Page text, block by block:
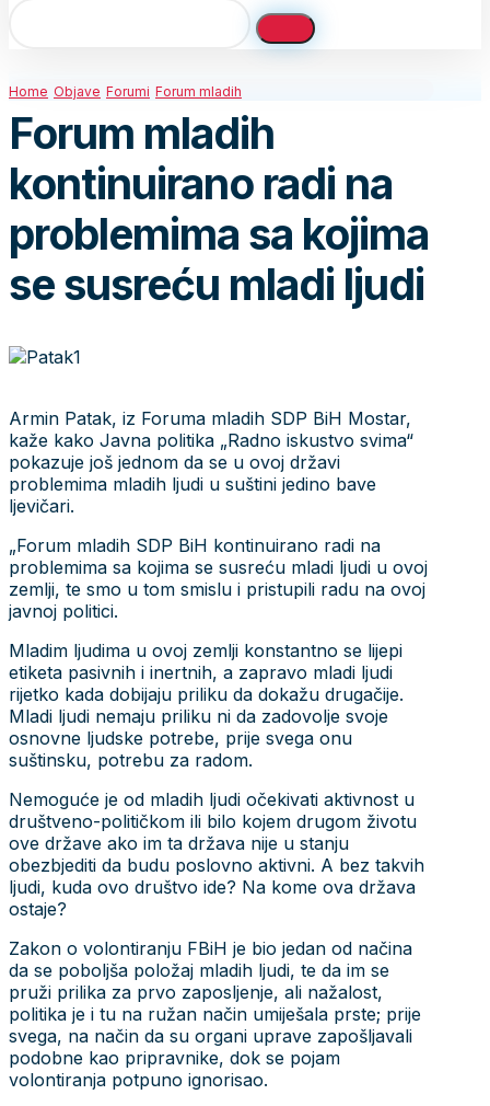
Home Objave Forumi Forum mladih
Forum mladih
kontinuirano radi na
problemima sa kojima
se susreću mladi ljudi
Armin Patak, iz Foruma mladih SDP BiH Mostar,
kaže kako Javna politika „Radno iskustvo svima“
pokazuje još jednom da se u ovoj državi
problemima mladih ljudi u suštini jedino bave
ljevičari.
„Forum mladih SDP BiH kontinuirano radi na
problemima sa kojima se susreću mladi ljudi u ovoj
zemlji, te smo u tom smislu i pristupili radu na ovoj
javnoj politici.
Mladim ljudima u ovoj zemlji konstantno se lijepi
etiketa pasivnih i inertnih, a zapravo mladi ljudi
rijetko kada dobijaju priliku da dokažu drugačije.
Mladi ljudi nemaju priliku ni da zadovolje svoje
osnovne ljudske potrebe, prije svega onu
suštinsku, potrebu za radom.
Nemoguće je od mladih ljudi očekivati aktivnost u
društveno-političkom ili bilo kojem drugom životu
ove države ako im ta država nije u stanju
obezbjediti da budu poslovno aktivni. A bez takvih
ljudi, kuda ovo društvo ide? Na kome ova država
ostaje?
Zakon o volontiranju FBiH je bio jedan od načina
da se poboljša položaj mladih ljudi, te da im se
pruži prilika za prvo zaposljenje, ali nažalost,
politika je i tu na ružan način umiješala prste; prije
svega, na način da su organi uprave zapošljavali
podobne kao pripravnike, dok se pojam
volontiranja potpuno ignorisao.